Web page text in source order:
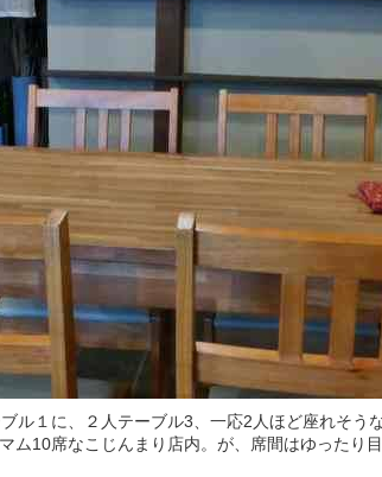
ル１に、２人テーブル3、一応2人ほど座れそう
ム10席なこじんまり店内。が、席間はゆったり